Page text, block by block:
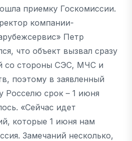
приемку Госкомиссии.
компании-
Петр
что объект вызвал сразу
со стороны СЭС, МЧС и
поэтому в заявленный
Росселю срок – 1 июня
«Сейчас идет
которые 1 июня нам
Замечаний несколько,